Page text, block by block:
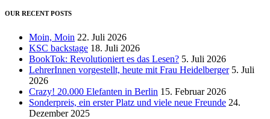
OUR RECENT POSTS
Moin, Moin 22. Juli 2026
KSC backstage 18. Juli 2026
BookTok: Revolutioniert es das Lesen? 5. Juli 2026
LehrerInnen vorgestellt, heute mit Frau Heidelberger 5. Juli
2026
Crazy! 20.000 Elefanten in Berlin 15. Februar 2026
Sonderpreis, ein erster Platz und viele neue Freunde 24.
Dezember 2025